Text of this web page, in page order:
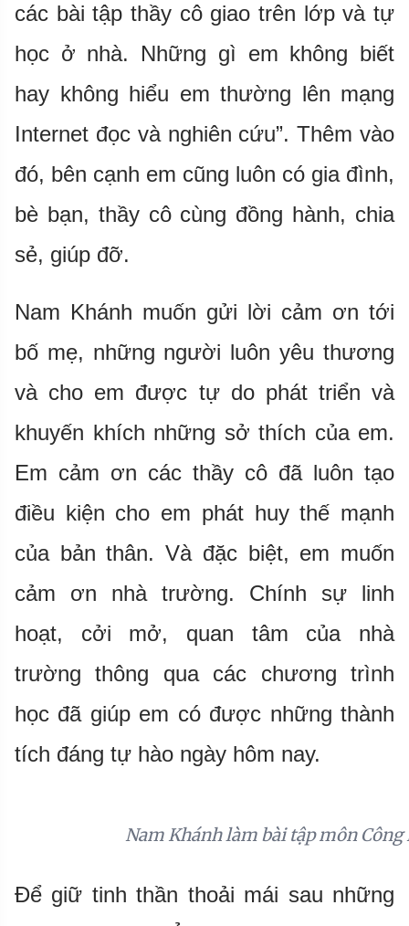
các bài tập thầy cô giao trên lớp và tự
học ở nhà. Những gì em không biết
hay không hiểu em thường lên mạng
Internet đọc và nghiên cứu”. Thêm vào
đó, bên cạnh em cũng luôn có gia đình,
bè bạn, thầy cô cùng đồng hành, chia
sẻ, giúp đỡ.
Nam Khánh muốn gửi lời cảm ơn tới
bố mẹ, những người luôn yêu thương
và cho em được tự do phát triển và
khuyến khích những sở thích của em.
Em cảm ơn các thầy cô đã luôn tạo
điều kiện cho em phát huy thế mạnh
của bản thân. Và đặc biệt, em muốn
cảm ơn nhà trường. Chính sự linh
hoạt, cởi mở, quan tâm của nhà
trường thông qua các chương trình
học đã giúp em có được những thành
tích đáng tự hào ngày hôm nay.
Nam Khánh làm bài tập môn Công
Để giữ tinh thần thoải mái sau những